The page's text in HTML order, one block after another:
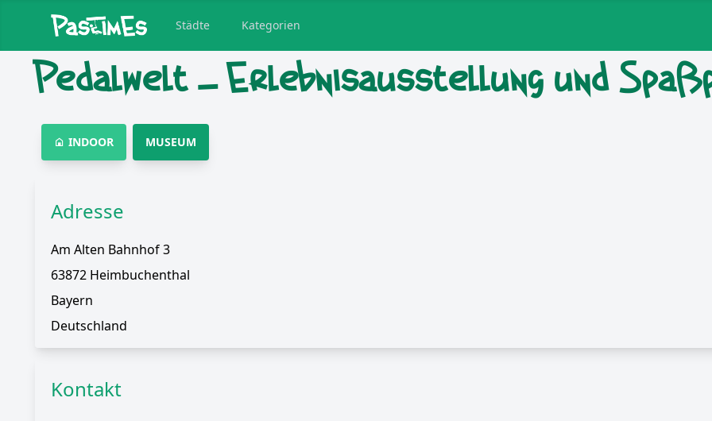
Städte Kategorien
Pedalwelt – Erlebnisausstellung und
INDOOR MUSEUM
Adresse
Am Alten Bahnhof 3
63872 Heimbuchenthal
Bayern
Deutschland
Kontakt